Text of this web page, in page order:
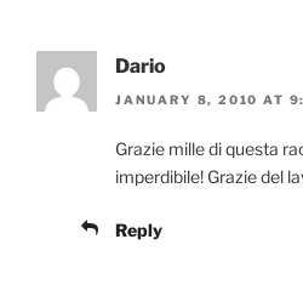
Dario
JANUARY 8, 2010 AT
Grazie mille di questa
imperdibile! Grazie del
Reply